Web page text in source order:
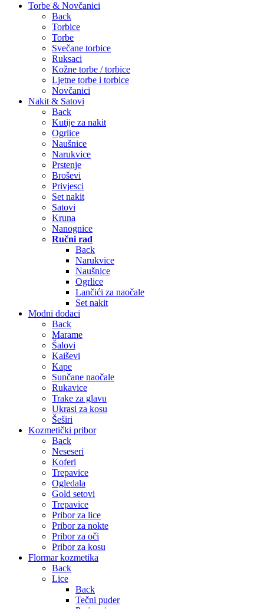
Torbe & Novčanici
Back
Torbice
Torbe
Svečane torbice
Ruksaci
Kožne torbe / torbice
Ljetne torbe i torbice
Novčanici
Nakit & Satovi
Back
Kutije za nakit
Ogrlice
Naušnice
Narukvice
Prstenje
Broševi
Privjesci
Set nakit
Satovi
Kruna
Nanognice
Ručni rad
Back
Narukvice
Naušnice
Ogrlice
Lančići za naočale
Set nakit
Modni dodaci
Back
Marame
Šalovi
Kaiševi
Kape
Sunčane naočale
Rukavice
Trake za glavu
Ukrasi za kosu
Šeširi
Kozmetički pribor
Back
Neseseri
Koferi
Trepavice
Ogledala
Gold setovi
Trepavice
Pribor za lice
Pribor za nokte
Pribor za oči
Pribor za kosu
Flormar kozmetika
Back
Lice
Back
Tečni puder